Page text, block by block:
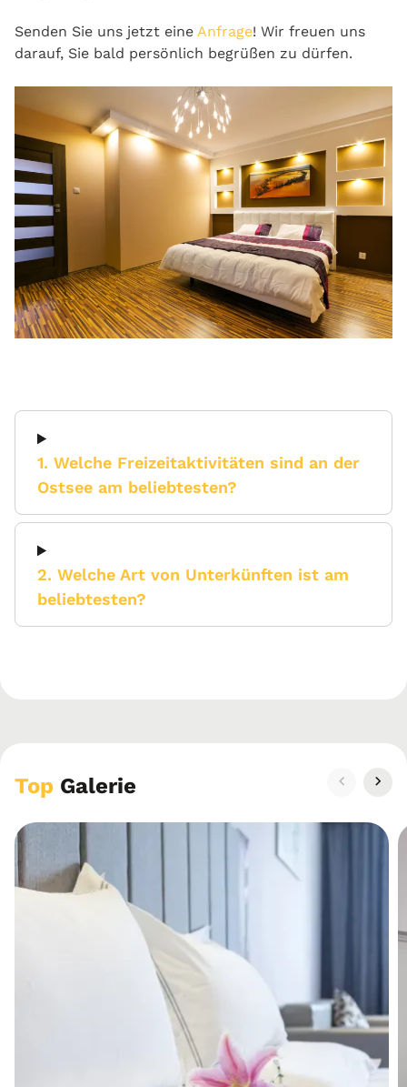
Senden Sie uns jetzt eine Anfrage! Wir freuen uns
darauf, Sie bald persönlich begrüßen zu dürfen.
1. Welche Freizeitaktivitäten sind an der
Ostsee am beliebtesten?
2. Welche Art von Unterkünften ist am
beliebtesten?
Top Galerie